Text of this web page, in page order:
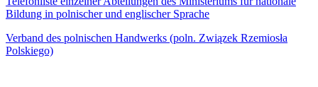
Bildung in polnischer und englischer Sprache
Verband des polnischen Handwerks (poln. Związek Rzemiosła
Polskiego)